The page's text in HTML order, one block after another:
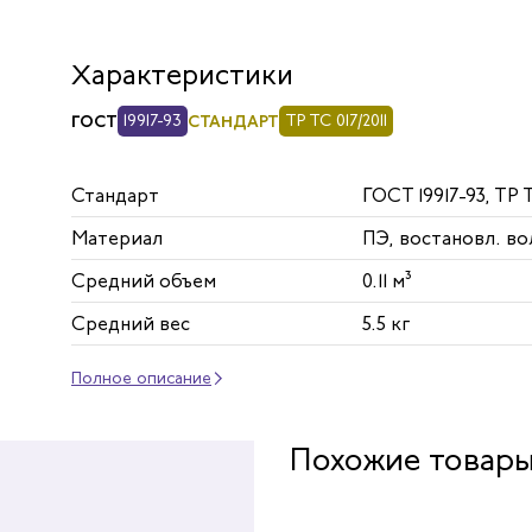
Характеристики
ГОСТ 19917-93 СТАНДАРТ ТР ТС 017/2011
Стандарт
ГОСТ 19917-93, ТР
Материал
ПЭ, востановл.
Средний объем
0.11 м³
Средний вес
5.5 кг
Полное описание
Похожие